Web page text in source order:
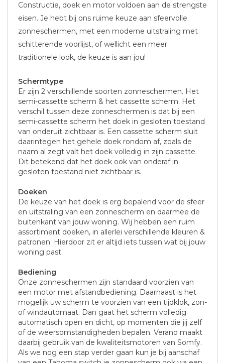
Constructie, doek en motor voldoen aan de strengste
eisen. Je hebt bij ons ruime keuze aan sfeervolle
zonneschermen, met een moderne uitstraling met
schitterende voorlijst, of wellicht een meer
traditionele look, de keuze is aan jou!
Schermtype
Er zijn 2 verschillende soorten zonneschermen. Het
semi-cassette scherm & het cassette scherm. Het
verschil tussen deze zonneschermen is dat bij een
semi-cassette scherm het doek in gesloten toestand
van onderuit zichtbaar is. Een cassette scherm sluit
daarintegen het gehele doek rondom af, zoals de
naam al zegt valt het doek volledig in zijn cassette.
Dit betekend dat het doek ook van onderaf in
gesloten toestand niet zichtbaar is.
Doeken
De keuze van het doek is erg bepalend voor de sfeer
en uitstraling van een zonnescherm en daarmee de
buitenkant van jouw woning. Wij hebben een ruim
assortiment doeken, in allerlei verschillende kleuren &
patronen. Hierdoor zit er altijd iets tussen wat bij jouw
woning past.
Bediening
Onze zonneschermen zijn standaard voorzien van
een motor met afstandbediening. Daarnaast is het
mogelijk uw scherm te voorzien van een tijdklok, zon-
of windautomaat. Dan gaat het scherm volledig
automatisch open en dicht, op momenten die jij zelf
of de weersomstandigheden bepalen. Verano maakt
daarbij gebruik van de kwaliteitsmotoren van Somfy.
Als we nog een stap verder gaan kun je bij aanschaf